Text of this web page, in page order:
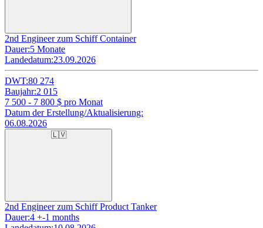
2nd Engineer zum Schiff Container
Dauer:5 Monate
Landedatum:23.09.2026
DWT:80 274
Baujahr:2 015
7 500 - 7 800 $ pro Monat
Datum der Erstellung/Aktualisierung:
06.08.2026
🇱🇻
2nd Engineer zum Schiff Product Tanker
Dauer:4 +-1 months